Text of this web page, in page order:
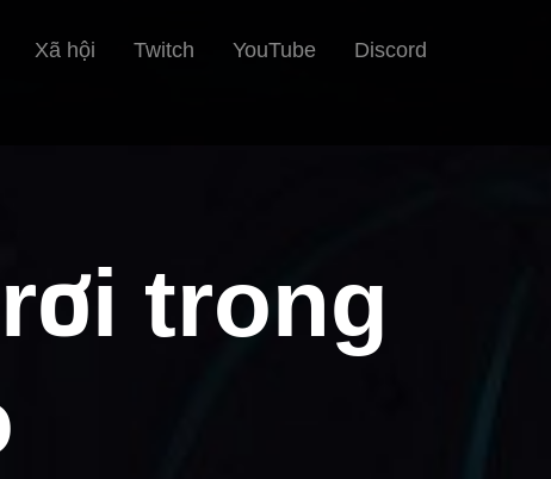
Xã hội Twitch YouTube
Discord
trong